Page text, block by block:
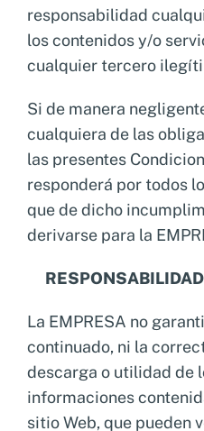
responsabilidad
los contenidos y/o
cualquier tercero
Si de manera
cualquiera de las
las presentes
responderá por todos
que de dicho
derivarse para la
La EMPRESA no
continuado, ni la
descarga o utilidad de
informaciones
sitio Web, que pueden